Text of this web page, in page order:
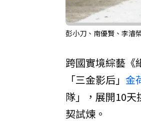
彭小刀、南優賢、李濬
跨國實境綜藝《
「三金影后」 金
隊」，展開10天
契試煉。